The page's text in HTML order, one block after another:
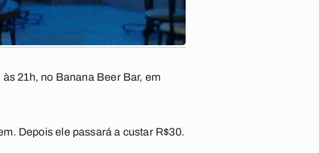
21h, no Banana Beer Bar, em
Depois ele passará a custar R$30.